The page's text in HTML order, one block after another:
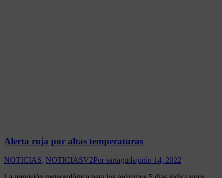
Alerta roja por altas temperaturas
NOTICIAS, NOTICIASV2Por sartagudajunio 14, 2022